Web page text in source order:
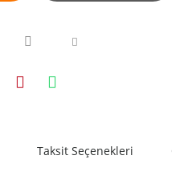
Taksit Seçenekleri